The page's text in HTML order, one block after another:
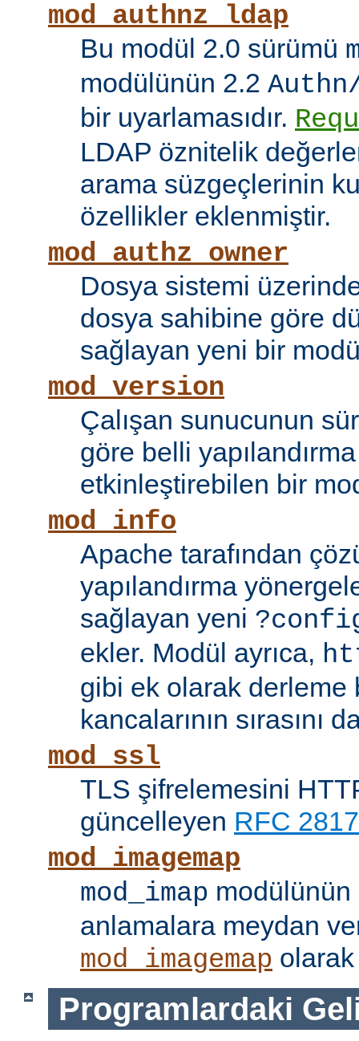
mod_authnz_ldap
Bu modül 2.0 sürümü
modülünün 2.2
bir uyarlamasıdır.
LDAP öznitelik
arama süzgeçlerinin
özellikler eklenmiştir.
mod_authz_owner
Dosya sistemi
dosya sahibine göre
sağlayan yeni bir
mod_version
Çalışan sunucunun
göre belli yapılandırma
etkinleştirebilen bir
mod_info
Apache tarafından
yapılandırma
sağlayan yeni
ekler. Modül ayrıca,
gibi ek olarak derleme
kancalarının sırasını
mod_ssl
TLS şifrelemesini
güncelleyen RFC 2817
mod_imagemap
mod_imap modülünün
anlamalara meydan
mod_imagemap
Programlardaki